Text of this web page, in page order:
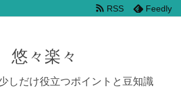
悠々楽々
しだけ役立つポイントと豆知識
RSS Feedly